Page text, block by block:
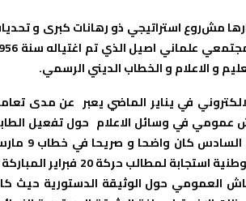
مشروع استراتيجي ذو رهانات كبرى و
جسام حيث ان الامازيغية بالنسبة لنا ليست لغة او ثقافة او فنون فقط بل
و الاعلام و الخطاب الديني الرسمي.
في يناير الماضي يعبر عن مدى
عمومي في وسائل الاعلام حول تفعيل
الرسمي لهويتنا الام كأن الامازيغية ليست صلب الهوية الوطنية علما ان الملك
2011 حيث رفع الامازيغية من اطار مكون اساسي للهوية الوطنية الى اطار صلب الهوية الوطنية استجابة لمطالب حركة 20
العمومي حول الوثيقة الدستورية حيث